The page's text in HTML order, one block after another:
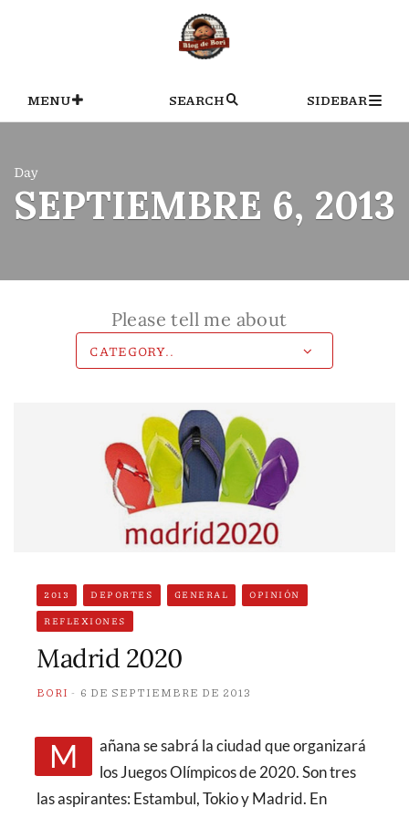
MENU SEARCH SIDEBAR
Day
SEPTIEMBRE 6, 2013
Please tell me about
2013 DEPORTES GENERAL OPINIÓN
REFLEXIONES
Madrid 2020
BORI 6 DE SEPTIEMBRE DE 2013
Mañana se sabrá la ciudad que organizará
los Juegos Olímpicos de 2020. Son tres
las aspirantes: Estambul, Tokio y Madrid. En